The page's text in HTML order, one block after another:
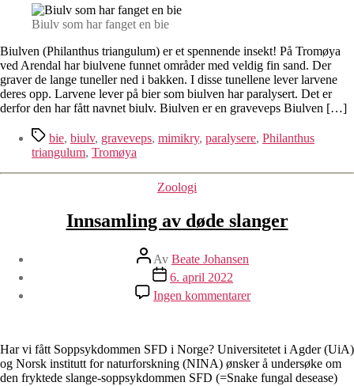
Biulv som har fanget en bie
Biulven (Philanthus triangulum) er et spennende insekt! På Tromøya
ved Arendal har biulvene funnet områder med veldig fin sand. Der
graver de lange tuneller ned i bakken. I disse tunellene lever larvene
deres opp. Larvene lever på bier som biulven har paralysert. Det er
derfor den har fått navnet biulv. Biulven er en graveveps Biulven […]
Stikkord
bie, biulv, graveveps, mimikry, paralysere, Philanthus
triangulum, Tromøya
Kategorier
Zoologi
Innsamling av døde slanger
Innleggsforfatter
Av Beate Johansen
Publiseringsdato
6. april 2022
Ingen kommentarertil
Innsamling
slanger
Har vi fått Soppsykdommen SFD i Norge? Universitetet i Agder (UiA)
og Norsk institutt for naturforskning (NINA) ønsker å undersøke om
den fryktede slange-soppsykdommen SFD (=Snake fungal desease)